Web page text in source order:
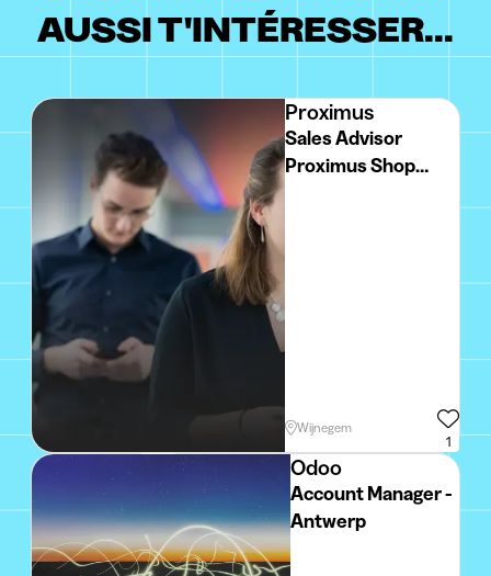
AUSSI T'INTÉRESSER...
Proximus
Sales Advisor
Proximus Shop
Wijnegem
1
Odoo
Account Manager -
Antwerp